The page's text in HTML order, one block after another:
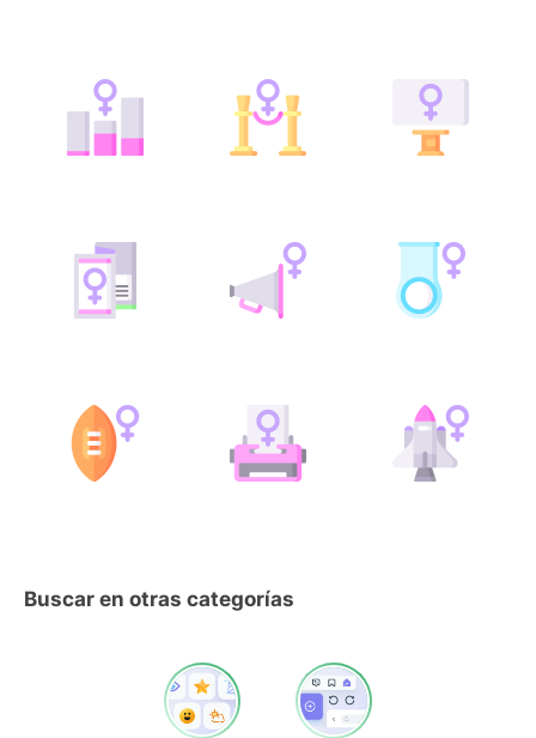
Buscar en otras categorías